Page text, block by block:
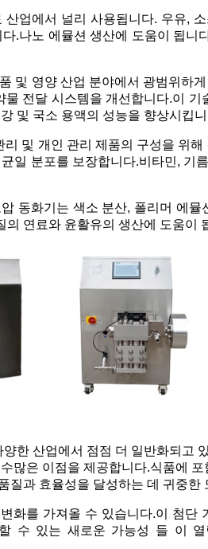
산업에서 널리 사용됩니다. 우유,
.나노 에뮬션 생산에 도움이 됩니
및 영양 산업 분야에서 광범위하
전달 시스템을 개선합니다.이 기
및 국소 용액의 성능을 향상시킵
및 개인 관리 제품의 구성을 위
일 분포를 보장합니다.비타민, 기
동화기는 색소 분산, 폴리머 에뮬
연료와 윤활유의 생산에 도움이
양한 산업에서 점점 더 일반화되고
많은 이점을 제공합니다.식품에
질과 효율성을 달성하는 데 귀중한
화를 가져올 수 있습니다.이 첨단
수 있는 새로운 가능성 들 이 열